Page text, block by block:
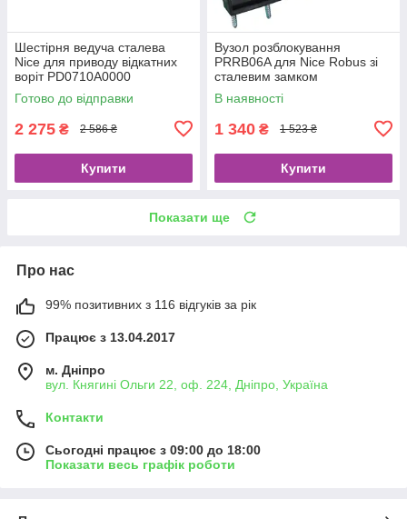
Шестірня ведуча сталева
Nice для приводу відкатних
воріт PD0710A0000
Готово до відправки
2 275 ₴ 2 586 ₴
Купити
Вузол розблокування
PRRB06A для Nice Robus зі
сталевим замком
В наявності
1 340 ₴ 1 523 ₴
Купити
Показати ще
Про нас
99% позитивних з 116 відгуків за рік
Працює з 13.04.2017
м. Дніпро
вул. Княгині Ольги 22, оф. 224, Дніпро, Україна
Контакти
Сьогодні працює з 09:00 до 18:00
Показати весь графік роботи